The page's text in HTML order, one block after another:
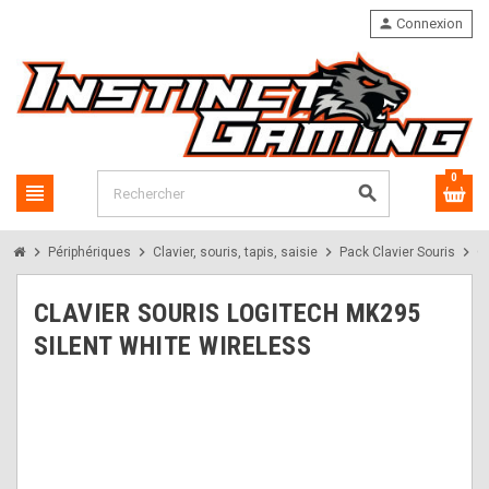
view_headline search
person Connexion
0
chevron_right Périphériques chevron_right Clavier, souris, tapis, saisie chevron_right Pack Clavier Souris chevron_right
CLAVIER SOURIS LOGITECH MK295
SILENT WHITE WIRELESS